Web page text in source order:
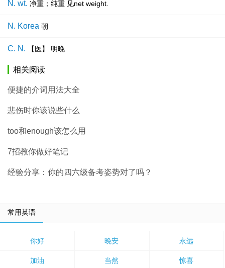
N. wt. 净重；纯重 见net weight.
N. Korea 朝
C. N. 【医】 明晚
相关阅读
便捷的介词用法大全
悲伤时你该说些什么
too和enough该怎么用
7招教你做好笔记
经验分享：你的四六级备考姿势对了吗？
常用英语
你好 晚安 永远
加油 当然 惊喜